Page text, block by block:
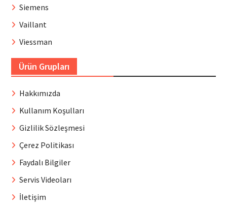
Siemens
Vaillant
Viessman
Ürün Grupları
Hakkımızda
Kullanım Koşulları
Gizlilik Sözleşmesi
Çerez Politikası
Faydalı Bilgiler
Servis Videoları
İletişim